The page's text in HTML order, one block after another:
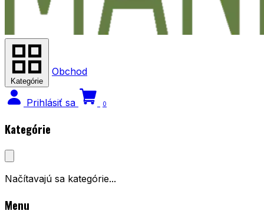
Kategórie
Obchod
Prihlásiť sa 0
Kategórie
Načítavajú sa kategórie...
Menu